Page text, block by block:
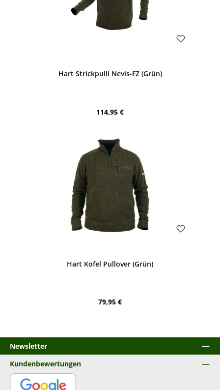
Hart Strickpulli Nevis-FZ (Grün)
Regulärer Preis:
114,95 €
Hart Kofel Pullover (Grün)
Regulärer Preis:
79,95 €
Newsletter
Kundenbewertungen